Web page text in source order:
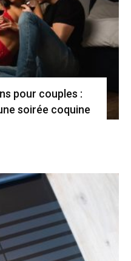
pour couples :
soirée coquine